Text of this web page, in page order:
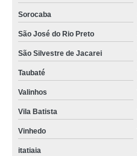
Sorocaba
São José do Rio Preto
São Silvestre de Jacarei
Taubaté
Valinhos
Vila Batista
Vinhedo
itatiaia